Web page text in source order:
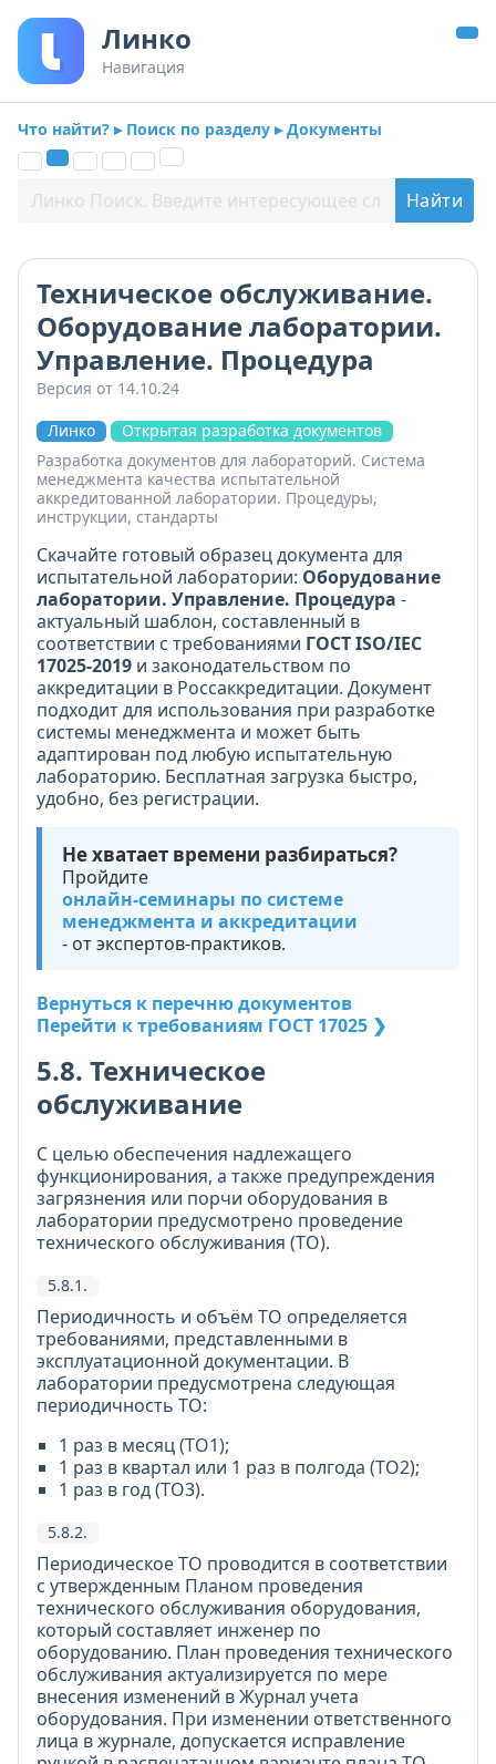
Линко
Навигация
Что найти? ▸ Поиск по разделу ▸ Документы
Техническое обслуживание.
Оборудование лаборатории.
Управление. Процедура
Версия от 14.10.24
Линко
Открытая разработка документов
Разработка документов для лабораторий. Система
менеджмента качества испытательной
аккредитованной лаборатории. Процедуры,
инструкции, стандарты
Скачайте готовый образец документа для
испытательной лаборатории: Оборудование
лаборатории. Управление. Процедура -
актуальный шаблон, составленный в
соответствии с требованиями ГОСТ ISO/IEC
17025-2019 и законодательством по
аккредитации в Россаккредитации. Документ
подходит для использования при разработке
системы менеджмента и может быть
адаптирован под любую испытательную
лабораторию. Бесплатная загрузка быстро,
удобно, без регистрации.
Не хватает времени разбираться?
Пройдите
онлайн-семинары по системе
менеджмента и аккредитации
- от экспертов-практиков.
Вернуться к перечню документов
Перейти к требованиям ГОСТ 17025 ❯
5.8. Техническое
обслуживание
С целью обеспечения надлежащего
функционирования, а также предупреждения
загрязнения или порчи оборудования в
лаборатории предусмотрено проведение
технического обслуживания (ТО).
5.8.1.
Периодичность и объём ТО определяется
требованиями, представленными в
эксплуатационной документации. В
лаборатории предусмотрена следующая
периодичность ТО:
1 раз в месяц (ТО1);
1 раз в квартал или 1 раз в полгода (ТО2);
1 раз в год (ТО3).
5.8.2.
Периодическое ТО проводится в соответствии
с утвержденным Планом проведения
технического обслуживания оборудования,
который составляет инженер по
оборудованию. План проведения технического
обслуживания актуализируется по мере
внесения изменений в Журнал учета
оборудования. При изменении ответственного
лица в журнале, допускается исправление